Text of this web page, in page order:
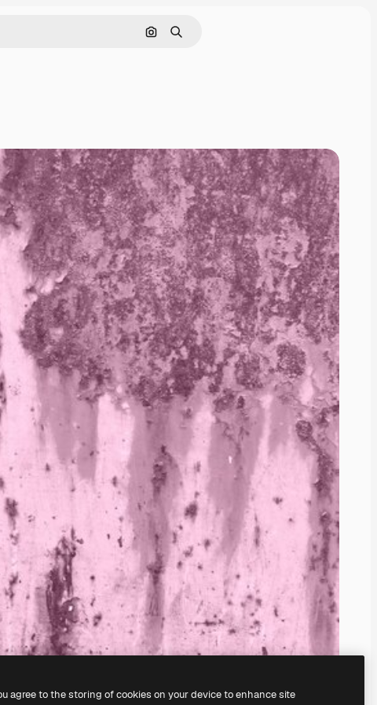
Nach Bild suchen
Suchen
agree to the storing of cookies on your device to enhance site